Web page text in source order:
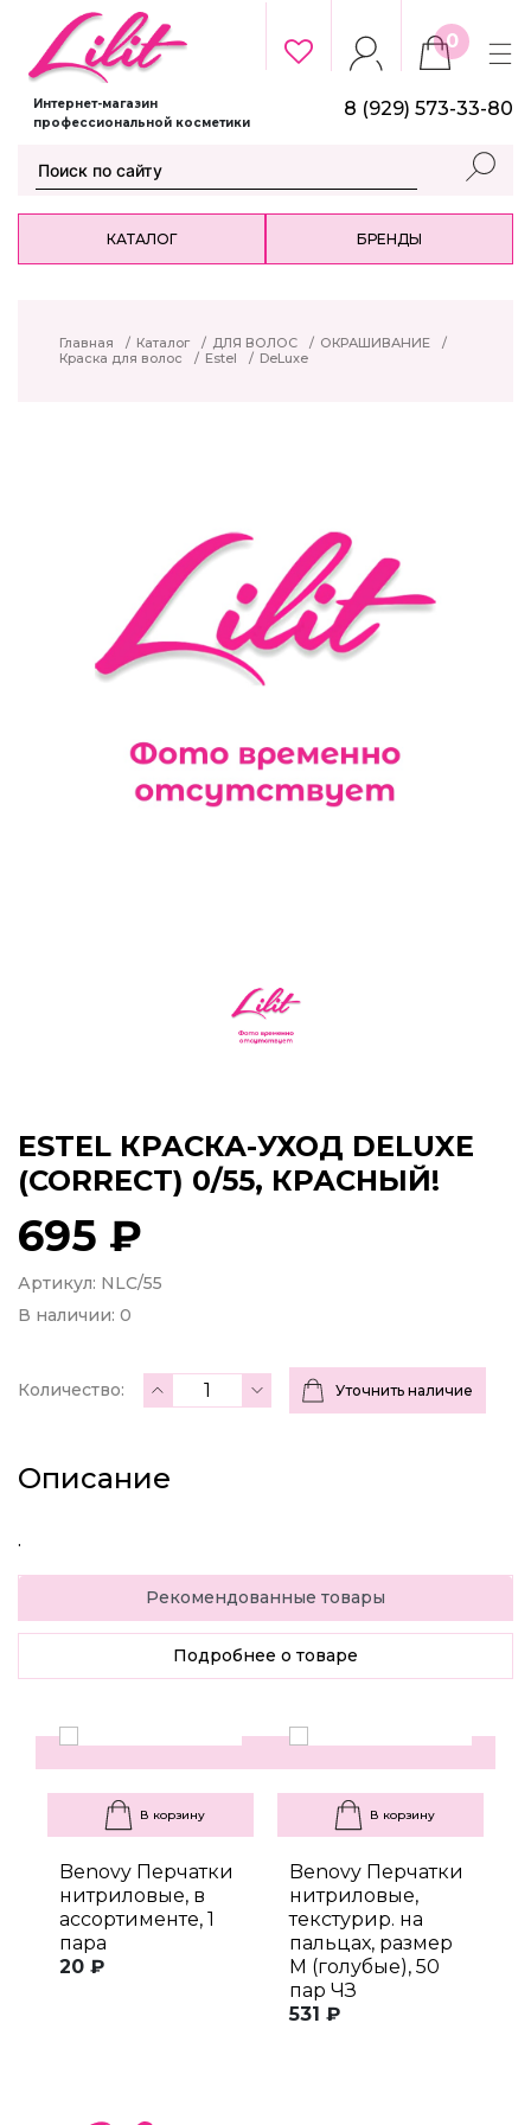
Интернет-магазин
профессиональной косметики
0
8 (929) 573-33-80
КАТАЛОГ БРЕНДЫ
Главная / Каталог / ДЛЯ ВОЛОС / ОКРАШИВАНИЕ
/
Краска для волос
/ Estel / DeLuxe
ESTEL КРАСКА-УХОД DELUXE
(CORRECT) 0/55, КРАСНЫЙ!
695 ₽
Артикул: NLC/55
В наличии: 0
Количество: Уточнить наличие
Описание
.
Рекомендованные товары
Подробнее о товаре
В корзину
Benovy Перчатки
нитриловые, в
ассортименте, 1
пара
20 ₽
В корзину
Benovy Перчатки
нитриловые,
текстурир. на
пальцах, размер
M (голубые), 50
пар ЧЗ
531 ₽